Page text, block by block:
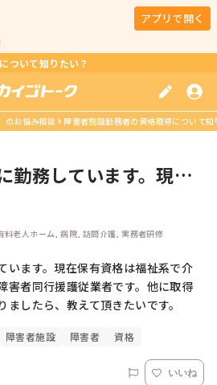
アプリで開く
ついて知りたい？
のお悩み相談 障害者施設勤務者の資格取得について知
勤務しています。現在
料老人ホーム, 病院, 訪問介護, 実務者研修
います。現在保有資格は福祉系で介
害者同行援護従業者です。他に取得
したら、教えて頂きたいです。
障害者施設 障害者 資格
いいね